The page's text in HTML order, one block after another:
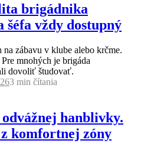
brigádnika
vždy dostupný
na zábavu v klube alebo krčme.
mnohých je brigáda
dovoliť študovať.
3 min čítania
hanblivky.
komfortnej zóny